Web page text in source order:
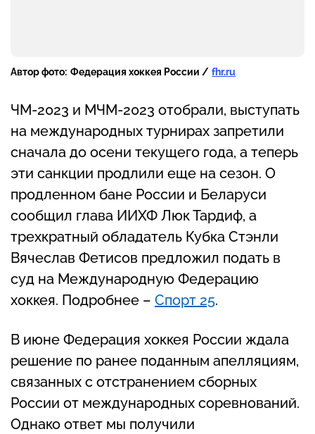
Автор фото: Федерация хоккея России / fhr.ru
ЧМ-2023 и МЧМ-2023 отобрали, выступать
на международных турнирах запретили
сначала до осени текущего года, а теперь
эти санкции продлили еще на сезон. О
продленном бане России и Беларуси
сообщил глава ИИХФ Люк Тардиф, а
трехкратный обладатель Кубка Стэнли
Вячеслав Фетисов предложил подать в
суд на Международную Федерацию
хоккея. Подробнее – Спорт 25.
В июне Федерация хоккея России ждала
решение по ранее поданным апелляциям,
связанных с отстранением сборных
России от международных соревнований.
Однако ответ мы получили